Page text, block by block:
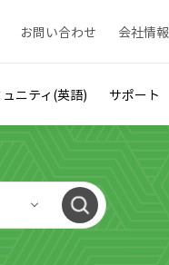
お問い合わせ 会社情報
ニティ(英語) サポート